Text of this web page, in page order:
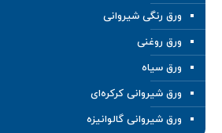
ورق رنگی شیروانی
ورق روغنی
ورق سیاه
ورق شیروانی کرکره‌ای
ورق شیروانی گالوانیزه